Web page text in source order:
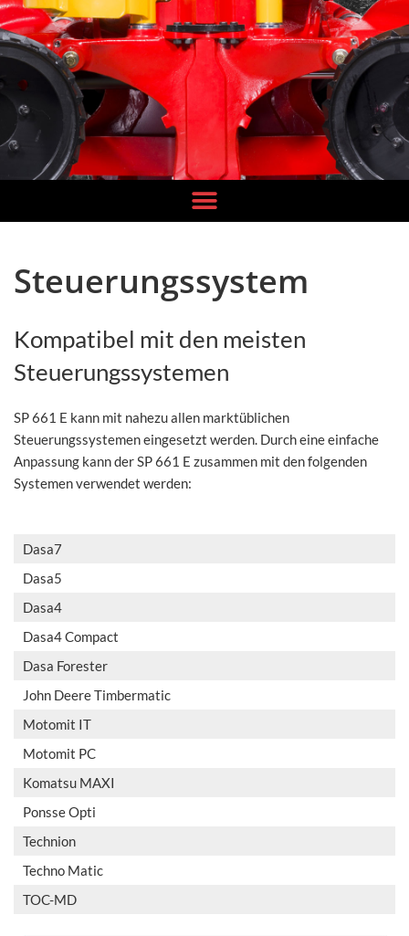
Steuerungssystem
Kompatibel mit den meisten
Steuerungssystemen
SP 661 E kann mit nahezu allen marktüblichen
Steuerungssystemen eingesetzt werden. Durch eine einfache
Anpassung kann der SP 661 E zusammen mit den folgenden
Systemen verwendet werden:
Dasa7
Dasa5
Dasa4
Dasa4 Compact
Dasa Forester
John Deere Timbermatic
Motomit IT
Motomit PC
Komatsu MAXI
Ponsse Opti
Technion
Techno Matic
TOC-MD